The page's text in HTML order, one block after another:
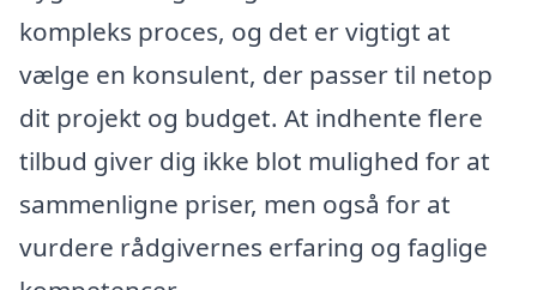
kompleks proces, og det er vigtigt at
vælge en konsulent, der passer til netop
dit projekt og budget. At indhente flere
tilbud giver dig ikke blot mulighed for at
sammenligne priser, men også for at
vurdere rådgivernes erfaring og faglige